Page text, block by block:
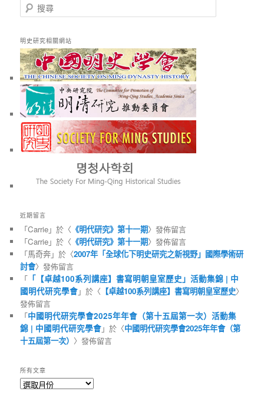
搜
尋
明史研究相關網站
近期留言
「Carrie」於〈 《明代研究》第十一期〉發佈留言
「Carrie」於〈 《明代研究》第十一期〉發佈留言
「馬奇奔」於〈2007年「全球化下明史研究之新視野」國際學術研
討會〉發佈留言
「 「【卓越100系列講座】書寫明朝皇室歷史」活動集錦 | 中
國明代研究學會」於〈 【卓越100系列講座】書寫明朝皇室歷史〉
發佈留言
「中國明代研究學會2025年年會（第十五屆第一次）活動集
錦 | 中國明代研究學會」於〈中國明代研究學會2025年年會（第
十五屆第一次） 〉發佈留言
所有文章
所